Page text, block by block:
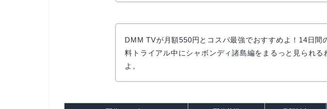
DMM TVが月額550円とコスパ最強でおすすめよ！14日間
料トライアル中にシャボンディ諸島編をまるっと見られる
よ。